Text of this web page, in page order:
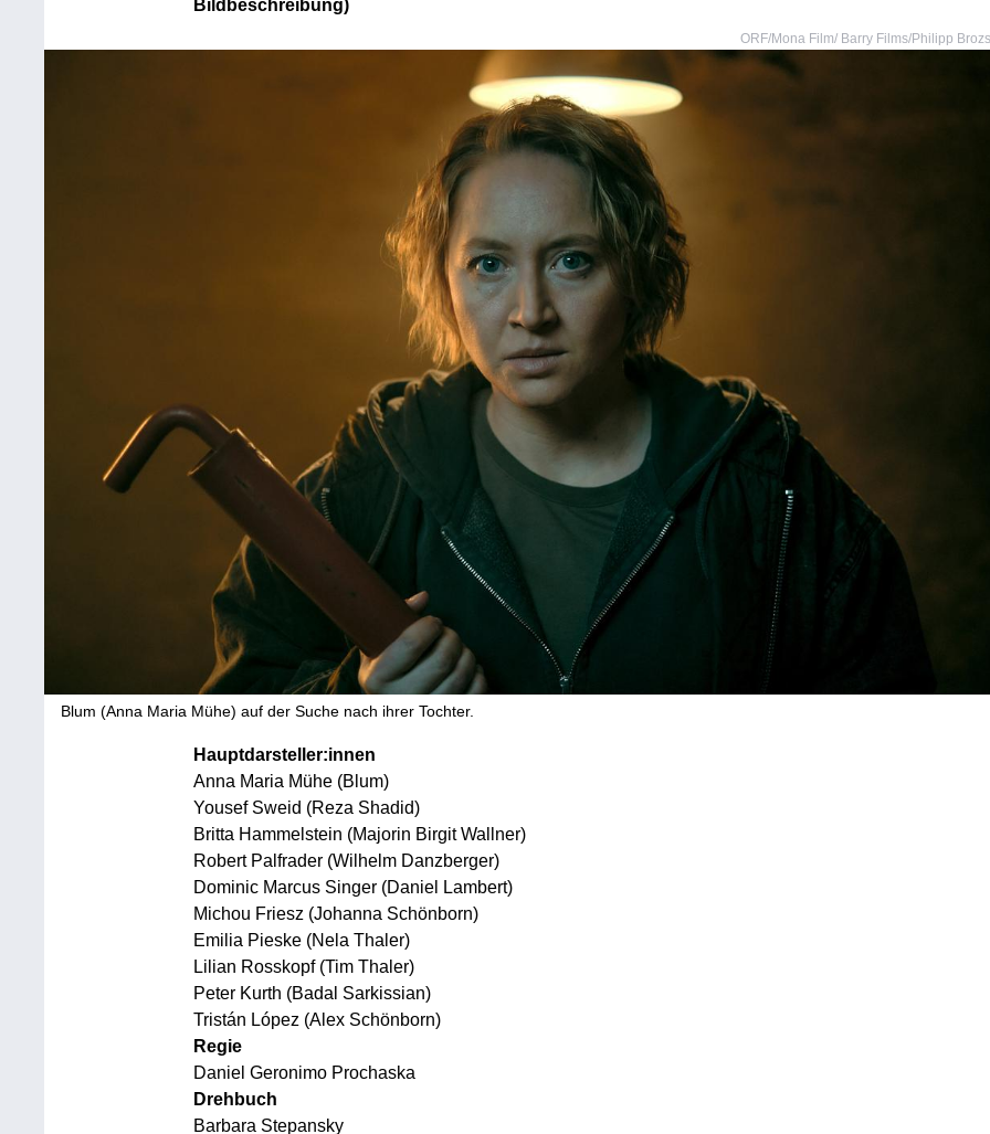
Bildbeschreibung)
ORF/Mona Film/ Barry Films/Philipp
Blum (Anna Maria Mühe) auf der Suche nach ihrer Tochter.
Hauptdarsteller:innen
Anna Maria Mühe (Blum)
Yousef Sweid (Reza Shadid)
Britta Hammelstein (Majorin Birgit Wallner)
Robert Palfrader (Wilhelm Danzberger)
Dominic Marcus Singer (Daniel Lambert)
Michou Friesz (Johanna Schönborn)
Emilia Pieske (Nela Thaler)
Lilian Rosskopf (Tim Thaler)
Peter Kurth (Badal Sarkissian)
Tristán López (Alex Schönborn)
Regie
Daniel Geronimo Prochaska
Drehbuch
Barbara Stepansky